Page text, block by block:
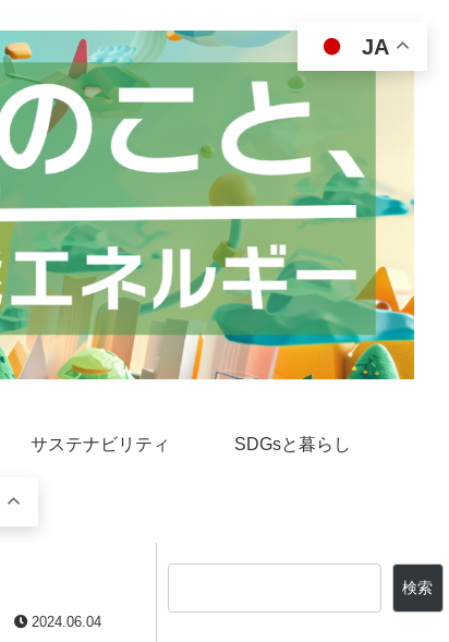
サステナビリティ SDGsと暮らし
2024.06.04
検索
JA